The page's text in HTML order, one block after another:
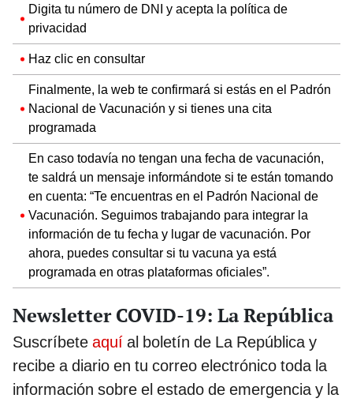
Digita tu número de DNI y acepta la política de
privacidad
Haz clic en consultar
Finalmente, la web te confirmará si estás en el Padrón
Nacional de Vacunación y si tienes una cita
programada
En caso todavía no tengan una fecha de vacunación,
te saldrá un mensaje informándote si te están tomando
en cuenta: “Te encuentras en el Padrón Nacional de
Vacunación. Seguimos trabajando para integrar la
información de tu fecha y lugar de vacunación. Por
ahora, puedes consultar si tu vacuna ya está
programada en otras plataformas oficiales”.
Newsletter COVID-19: La República
Suscríbete aquí al boletín de La República y
recibe a diario en tu correo electrónico toda la
información sobre el estado de emergencia y la